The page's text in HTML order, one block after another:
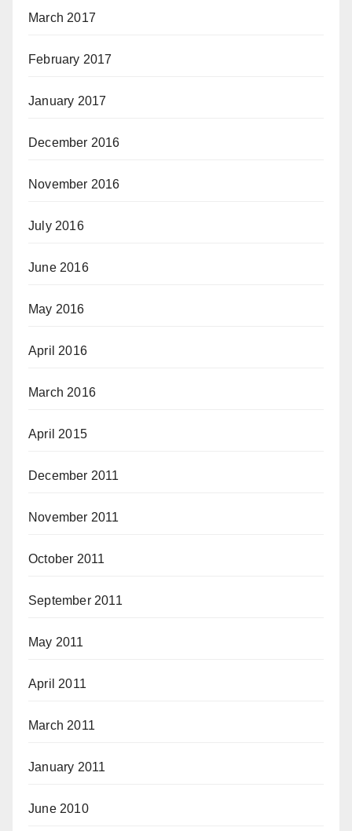
March 2017
February 2017
January 2017
December 2016
November 2016
July 2016
June 2016
May 2016
April 2016
March 2016
April 2015
December 2011
November 2011
October 2011
September 2011
May 2011
April 2011
March 2011
January 2011
June 2010